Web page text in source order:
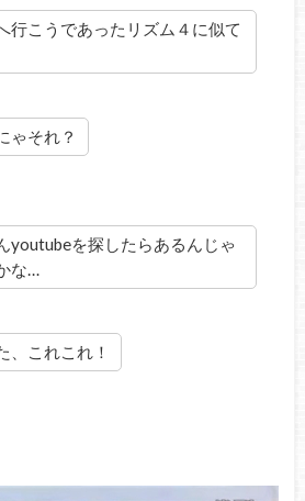
行こうであったリズム４に似て
ゃそれ？
youtubeを探したらあるんじゃ
な…
、これこれ！